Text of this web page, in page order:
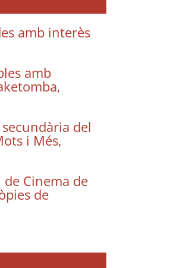
amb interès
amb
del
i Més,
Cinema de
de